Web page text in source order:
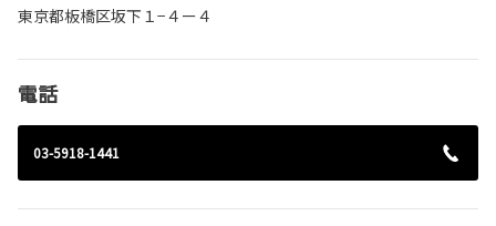
東京都板橋区坂下１−４ー４
電話
03-5918-1441